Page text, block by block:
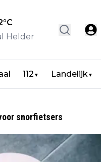
°C
Helder
112 ▼ Landelijk▼
snorfietsers